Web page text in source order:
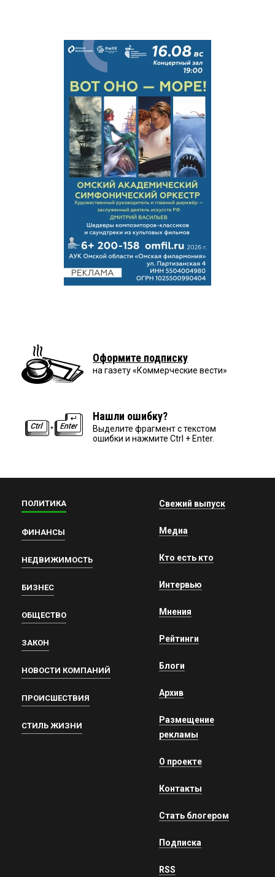
Оформите подписку
на газету «Коммерческие вести»
Нашли ошибку?
Выделите фрагмент с текстом
ошибки и нажмите Ctrl + Enter.
ПОЛИТИКА
ФИНАНСЫ
НЕДВИЖИМОСТЬ
БИЗНЕС
ОБЩЕСТВО
ЗАКОН
НОВОСТИ КОМПАНИЙ
ПРОИСШЕСТВИЯ
СТИЛЬ ЖИЗНИ
Свежий выпуск
Медиа
Кто есть кто
Интервью
Мнения
Рейтинги
Блоги
Архив
Размещение
рекламы
О проекте
Контакты
Стать блогером
Подписка
RSS